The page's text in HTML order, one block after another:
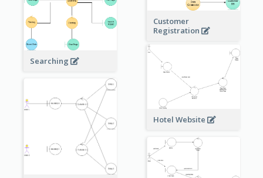
Customer
Registration
Searching
Hotel Website